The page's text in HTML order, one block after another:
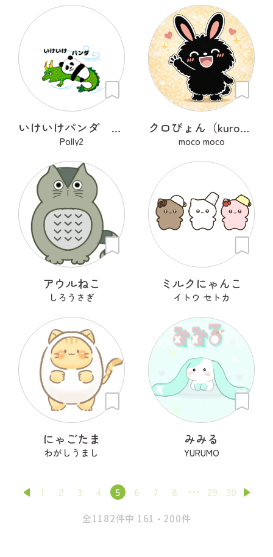
いけいけパンダ 遠足
Polly2
クロぴょん（kuropyon）
moco moco
アウルねこ
しろうさぎ
ミルクにゃんこ
イトウ セトカ
にゃごたま
わがしうまし
みみる
YURUMO
1 2 3 4 5 6 7 8 29 30
全1182件中 161 - 200件